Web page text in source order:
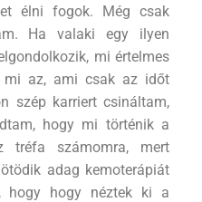
élni fogok. Még csak
Ha valaki egy ilyen
mi értelmes
mi az, ami csak az időt
szép karriert csináltam,
hogy mi történik a
tréfa számomra, mert
adag kemoterápiát
hogy hogy néztek ki a